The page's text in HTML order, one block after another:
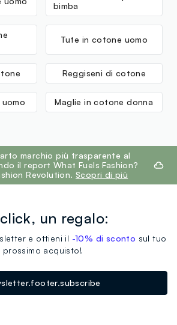
bimba
Tute in cotone uomo
Reggiseni di cotone
Maglie in cotone donna
marchio più trasparente al
il report What Fuels Fashion?
Revolution. Scopri di più
un regalo:
e ottieni il -10% di sconto sul tuo
prossimo acquisto!